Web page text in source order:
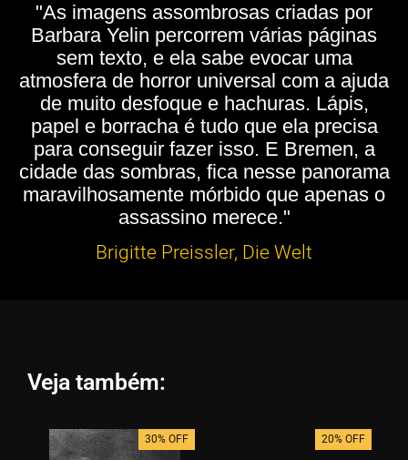
"As imagens assombrosas criadas por
Barbara Yelin percorrem várias páginas
sem texto, e ela sabe evocar uma
atmosfera de horror universal com a ajuda
de muito desfoque e hachuras. Lápis,
papel e borracha é tudo que ela precisa
para conseguir fazer isso. E Bremen, a
cidade das sombras, fica nesse panorama
maravilhosamente mórbido que apenas o
assassino merece."
Brigitte Preissler, Die Welt
Veja também:
30% OFF 20% OFF